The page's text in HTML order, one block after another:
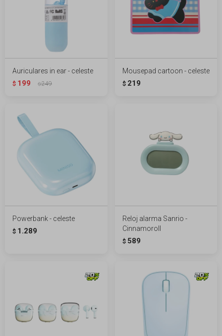
Auriculares in ear - celeste
$ 199 $249
Mousepad cartoon - celeste
$ 219
Powerbank - celeste
$ 1.289
Reloj alarma Sanrio -
Cinnamoroll
$ 589